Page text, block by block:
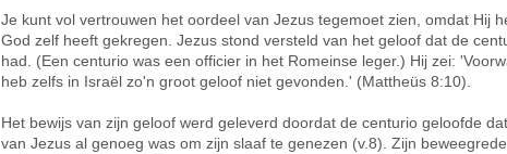
Je kunt vol vertrouwen het oordeel van Jezus tegemoet zien, omdat Hij
God zelf heeft gekregen. Jezus stond versteld van het geloof dat de
had. (Een centurio was een officier in het Romeinse leger.) Hij zei:
heb zelfs in Israël zo'n groot geloof niet gevonden.' (Mattheüs 8:10).
Het bewijs van zijn geloof werd geleverd doordat de centurio geloofde
van Jezus al genoeg was om zijn slaaf te genezen (v.8). Zijn